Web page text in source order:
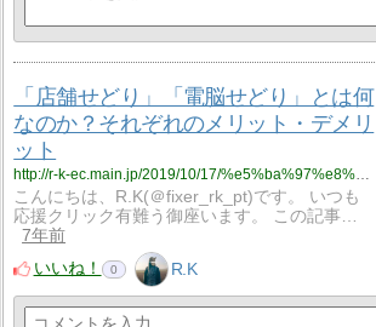
「店舗せどり」「電脳せどり」とは何
なのか？それぞれのメリット・デメリ
ット
http://r-k-ec.main.jp/2019/10/17/%e5%ba%97%e8%88%97%e3%81%9b%e3%81%a9%e3%82%8a%e9%9b%bb%e8%84%b3%e3%81%9b%e3%81%a9%e3%82%8a%e3%81%9d%e3%82%8c%e3%81%9e%e3%82%8c%e3%81%ae%e3%83%a1%e3%83%aa%e3%83%83/
こんにちは、R.K(＠fixer_rk_pt)です。 いつも
応援クリック有難う御座います。 この記事…
7年前
いいね！
0 R.K